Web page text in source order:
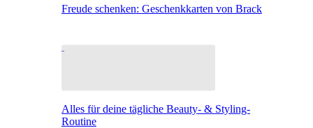
Freude schenken: Geschenkkarten von Brack
Alles für deine tägliche Beauty- & Styling-
Routine